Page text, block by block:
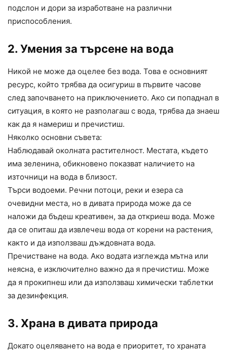
подслон и дори за изработване на различни
приспособления.
2. Умения за търсене на вода
Никой не може да оцелее без вода. Това е основният
ресурс, който трябва да осигуриш в първите часове
след започването на приключението. Ако си попаднал в
ситуация, в която не разполагаш с вода, трябва да знаеш
как да я намериш и пречистиш.
Няколко основни съвета:
Наблюдавай околната растителност. Местата, където
има зеленина, обикновено показват наличието на
източници на вода в близост.
Търси водоеми. Речни потоци, реки и езера са
очевидни места, но в дивата природа може да се
наложи да бъдеш креативен, за да откриеш вода. Може
да се опиташ да извлечеш вода от корени на растения,
както и да използваш дъждовната вода.
Пречистване на вода. Ако водата изглежда мътна или
неясна, е изключително важно да я пречистиш. Може
да я прокипнеш или да използваш химически таблетки
за дезинфекция.
3. Храна в дивата природа
Докато оцеляването на вода е приоритет, то храната